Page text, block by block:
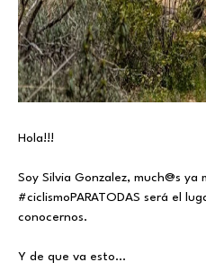
Hola!!!
Soy Silvia Gonzalez, much@s
#ciclismoPARATODAS será el
conocernos.
Y de que va esto...